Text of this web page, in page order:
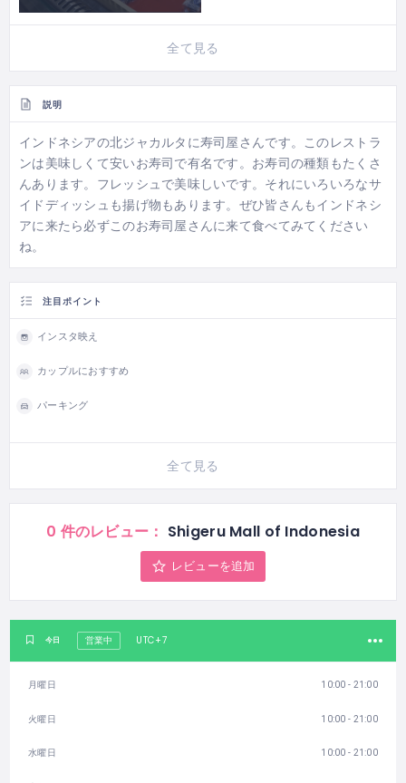
全て見る
説明
インドネシアの北ジャカルタに寿司屋さんです。このレストラ
ンは美味しくて安いお寿司で有名です。お寿司の種類もたくさ
んあります。フレッシュで美味しいです。それにいろいろなサ
イドディッシュも揚げ物もあります。ぜひ皆さんもインドネシ
アに来たら必ずこのお寿司屋さんに来て食べてみてください
ね。
注目ポイント
インスタ映え
カップルにおすすめ
パーキング
全て見る
0 件のレビュー： Shigeru Mall of Indonesia
レビューを追加
今日 営業中 UTC+7
月曜日 10:00 - 21:00
火曜日 10:00 - 21:00
水曜日 10:00 - 21:00